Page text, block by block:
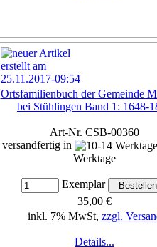
Ortsfamilienbuch der Gemeinde
bei Stühlingen Band 1: 1648-
Art-Nr. CSB-00360
versandfertig in
Werktage
Exemplar
35,00 €
inkl. 7% MwSt, zzgl.
Details...